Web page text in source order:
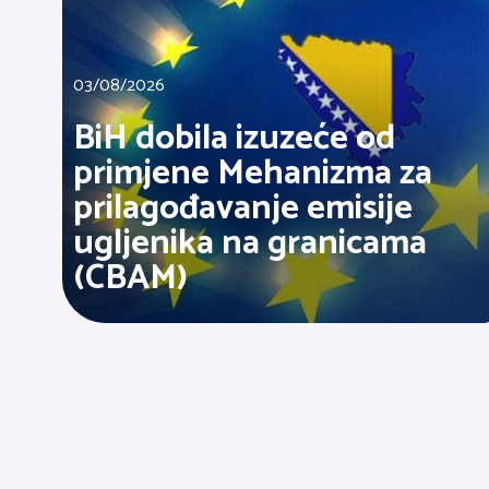
03/08/2026
BiH dobila izuzeće od
primjene Mehanizma za
prilagođavanje emisije
ugljenika na granicama
(CBAM)